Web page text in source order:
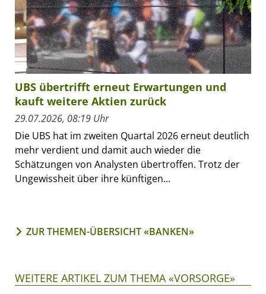
UBS übertrifft erneut Erwartungen und
kauft weitere Aktien zurück
29.07.2026, 08:19 Uhr
Die UBS hat im zweiten Quartal 2026 erneut deutlich
mehr verdient und damit auch wieder die
Schätzungen von Analysten übertroffen. Trotz der
Ungewissheit über ihre künftigen...
ZUR THEMEN-ÜBERSICHT «BANKEN»
WEITERE ARTIKEL ZUM THEMA «VORSORGE»